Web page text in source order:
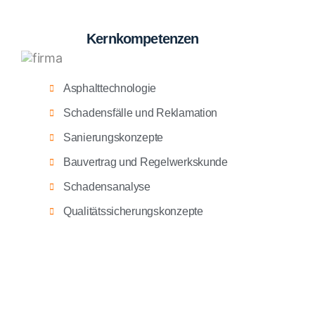
Kernkompetenzen
Asphalttechnologie
Schadensfälle und Reklamation
Sanierungskonzepte
Bauvertrag und Regelwerkskunde
Schadensanalyse
Qualitätssicherungskonzepte